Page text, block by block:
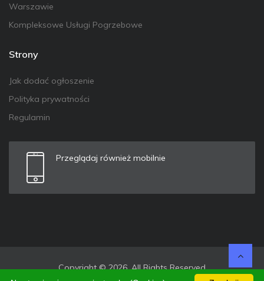
Warszawie
Kompleksowe Usługi Pogrzebowe
Strony
Jak dodać ogłoszenie
Polityka prywatności
Regulamin
Przeglądaj również mobilnie
Copyright © 2026. All Rights Reserved